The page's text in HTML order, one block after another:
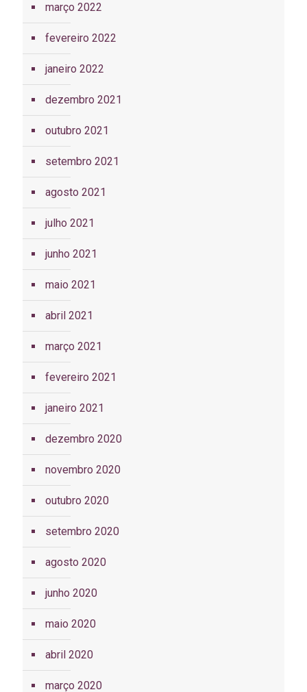
março 2022
fevereiro 2022
janeiro 2022
dezembro 2021
outubro 2021
setembro 2021
agosto 2021
julho 2021
junho 2021
maio 2021
abril 2021
março 2021
fevereiro 2021
janeiro 2021
dezembro 2020
novembro 2020
outubro 2020
setembro 2020
agosto 2020
junho 2020
maio 2020
abril 2020
março 2020